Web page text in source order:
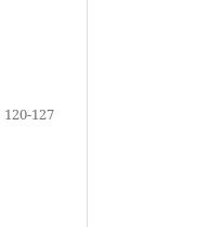
120-127